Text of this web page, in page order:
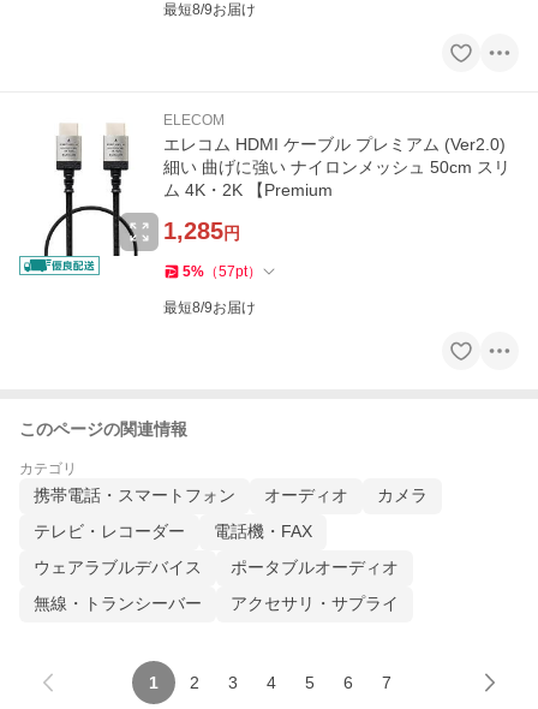
最短8/9お届け
ELECOM
エレコム HDMI ケーブル プレミアム (Ver2.0)
細い 曲げに強い ナイロンメッシュ 50cm スリ
ム 4K・2K 【Premium
1,285円
5% （57pt）
最短8/9お届け
このページの関連情報
カテゴリ
携帯電話・スマートフォン オーディオ
カメラ
テレビ・レコーダー
電話機・FAX
ウェアラブルデバイス
ポータブルオーディオ
無線・トランシーバー
アクセサリ・サプライ
1 2 3 4 5 6 7